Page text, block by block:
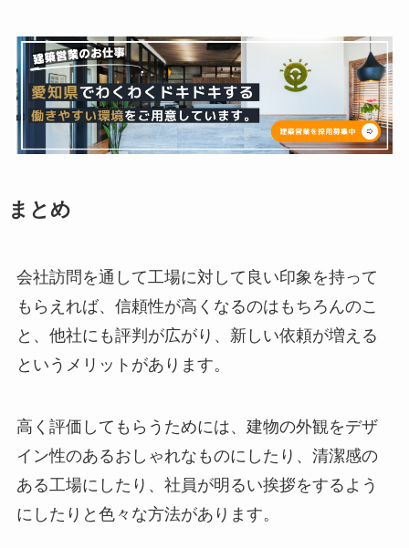
まとめ
会社訪問を通して工場に対して良い印象を持って
もらえれば、信頼性が高くなるのはもちろんのこ
と、他社にも評判が広がり、新しい依頼が増える
というメリットがあります。
高く評価してもらうためには、建物の外観をデザ
イン性のあるおしゃれなものにしたり、清潔感の
ある工場にしたり、社員が明るい挨拶をするよう
にしたりと色々な方法があります。